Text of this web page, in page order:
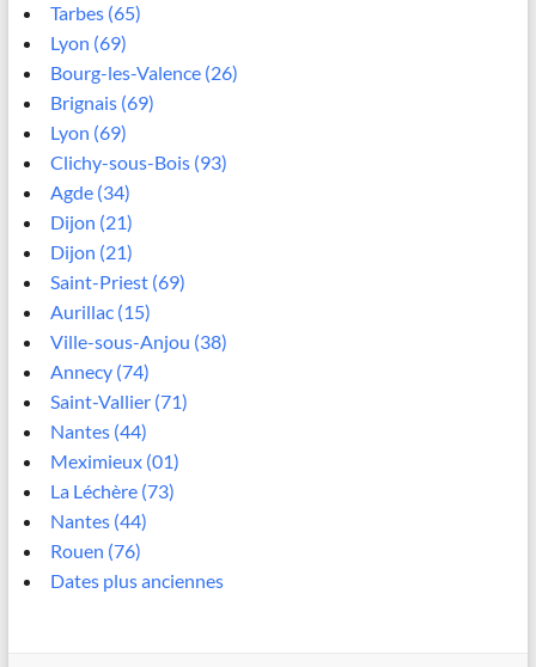
Tarbes (65)
Lyon (69)
Bourg-les-Valence (26)
Brignais (69)
Lyon (69)
Clichy-sous-Bois (93)
Agde (34)
Dijon (21)
Dijon (21)
Saint-Priest (69)
Aurillac (15)
Ville-sous-Anjou (38)
Annecy (74)
Saint-Vallier (71)
Nantes (44)
Meximieux (01)
La Léchère (73)
Nantes (44)
Rouen (76)
Dates plus anciennes